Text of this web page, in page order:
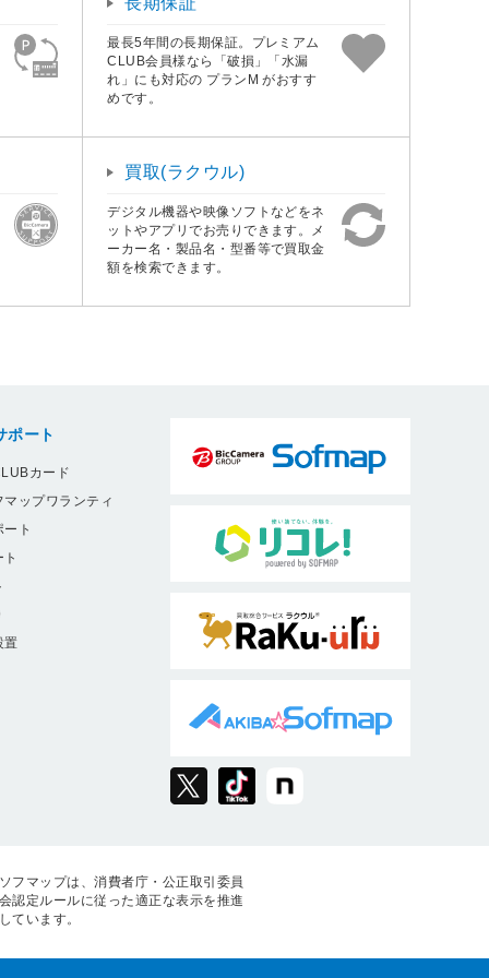
最長5年間の長期保証。プレミアム
CLUB会員様なら「破損」「水漏
れ」にも対応の プランM がおすす
めです。
買取(ラクウル)
デジタル機器や映像ソフトなどをネ
ットやアプリでお売りできます。メ
ーカー名・製品名・型番等で買取金
額を検索できます。
ポート
カード
ップワランティ
ト
置
ソフマップは、消費者庁・公正取引委員
会認定ルールに従った適正な表示を推進
しています。